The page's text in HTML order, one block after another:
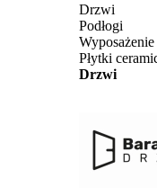
Drzwi
Podłogi
Wyposażenie
Płytki
Drzwi